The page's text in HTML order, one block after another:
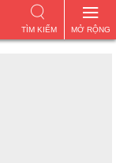
MỞ RỘNG
TÌM KIẾM